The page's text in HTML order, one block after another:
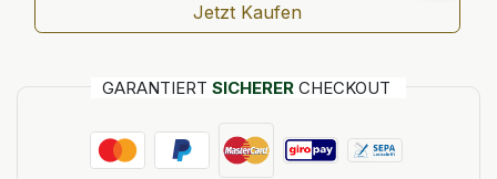
Jetzt Kaufen
GARANTIERT SICHERER CHECKOUT